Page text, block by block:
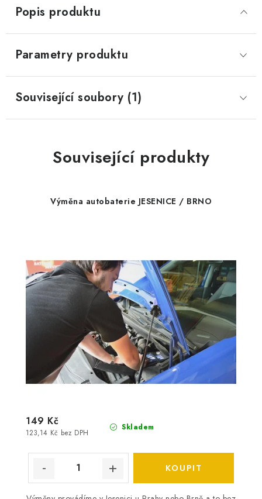
Popis produktu
Parametry produktu
Související soubory (1)
Související produkty
Výměna autobaterie JESENICE / BRNO
Skladem
123,14 Kč bez DPH
149 Kč